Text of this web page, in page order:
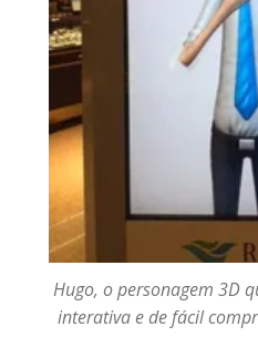
Hugo, o personagem 3D
interativa e de fácil